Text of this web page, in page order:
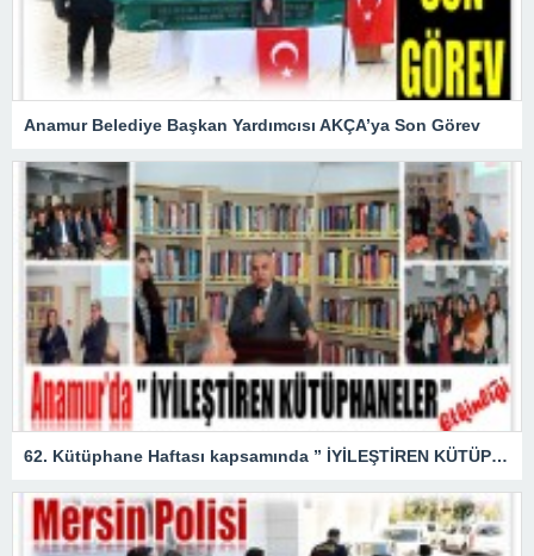
Anamur Belediye Başkan Yardımcısı AKÇA’ya Son Görev
62. Kütüphane Haftası kapsamında ” İYİLEŞTİREN KÜTÜPHANELER ” etkinliği düzenlendi.